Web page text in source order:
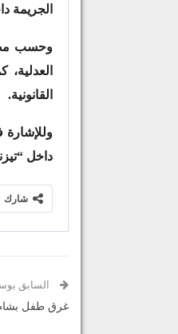
الجريمة
القانونية.
داخل
شارك
السابق
غرق طفل